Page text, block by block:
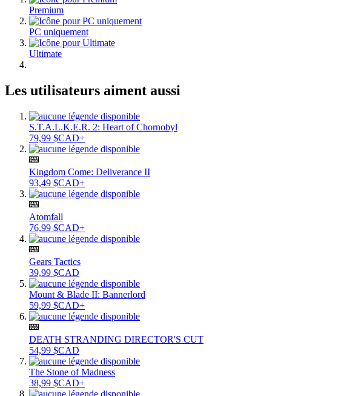
Premium
PC uniquement
Ultimate
Les utilisateurs aiment aussi
S.T.A.L.K.E.R. 2: Heart of Chornobyl
79,99 $CAD+
Kingdom Come: Deliverance II
93,49 $CAD+
Atomfall
76,99 $CAD+
Gears Tactics
39,99 $CAD
Mount & Blade II: Bannerlord
59,99 $CAD+
DEATH STRANDING DIRECTOR'S CUT
54,99 $CAD
The Stone of Madness
38,99 $CAD+